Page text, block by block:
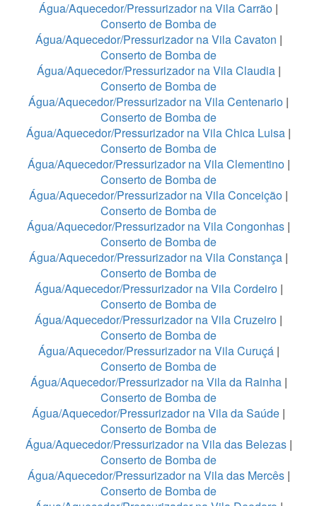
Água/Aquecedor/Pressurizador na Vila Carrão |
Conserto de Bomba de
Água/Aquecedor/Pressurizador na Vila Cavaton |
Conserto de Bomba de
Água/Aquecedor/Pressurizador na Vila Claudia|
Conserto de Bomba de
Água/Aquecedor/Pressurizador na Vila Centenario |
Conserto de Bomba de
Água/Aquecedor/Pressurizador na Vila Chica Luisa |
Conserto de Bomba de
Água/Aquecedor/Pressurizador na Vila Clementino|
Conserto de Bomba de
Água/Aquecedor/Pressurizador na Vila Conceição |
Conserto de Bomba de
Água/Aquecedor/Pressurizador na Vila Congonhas |
Conserto de Bomba de
Água/Aquecedor/Pressurizador na Vila Constança |
Conserto de Bomba de
Água/Aquecedor/Pressurizador na Vila Cordeiro|
Conserto de Bomba de
Água/Aquecedor/Pressurizador na Vila Cruzeiro |
Conserto de Bomba de
Água/Aquecedor/Pressurizador na Vila Curuçá |
Conserto de Bomba de
Água/Aquecedor/Pressurizador na Vila da Rainha |
Conserto de Bomba de
Água/Aquecedor/Pressurizador na Vila da Saúde |
Conserto de Bomba de
Água/Aquecedor/Pressurizador na Vila das Belezas|
Conserto de Bomba de
Água/Aquecedor/Pressurizador na Vila das Mercês|
Conserto de Bomba de